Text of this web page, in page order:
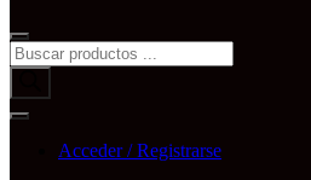
Búsqueda
de
productos
Acceder / Registrarse